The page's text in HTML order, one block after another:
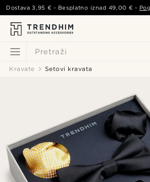
Pretraži
Dostava3,95 € - Besplatno iznad 49,00 € -
Kravate Setovi kravata